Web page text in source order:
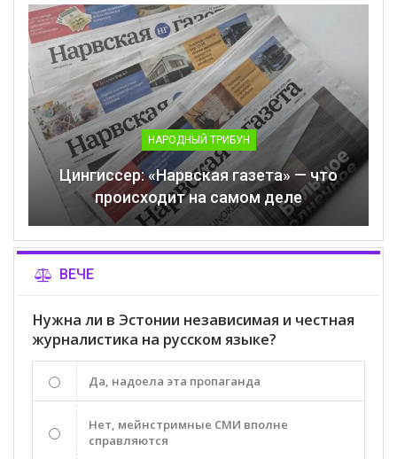
НАРОДНЫЙ ТРИБУН
Цингиссер: «Нарвская газета» — что
происходит на самом деле
ВЕЧЕ
Нужна ли в Эстонии независимая и честная
журналистика на русском языке?
Да, надоела эта пропаганда
Нет, мейнстримные СМИ вполне
справляются